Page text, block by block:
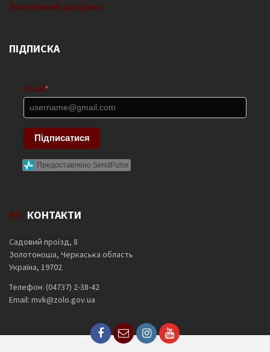
Телефонний довідник
ПІДПИСКА
Email *
Підписатися
Предоставлено SendPulse
КОНТАКТИ
Садовий проїзд, 8
Золотоноша, Черкаська область
Україна, 19702
Телефон: (04737) 2-38-42
Email: mvk@zolo.gov.ua